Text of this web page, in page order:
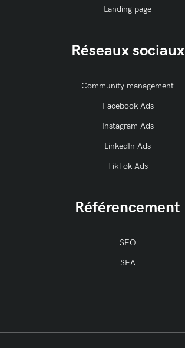
Landing page
Réseaux sociaux
Community management
Facebook Ads
Instagram Ads
LinkedIn Ads
TikTok Ads
Référencement
SEO
SEA